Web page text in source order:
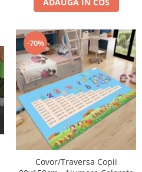
-70%
Covor/Traversa Copii